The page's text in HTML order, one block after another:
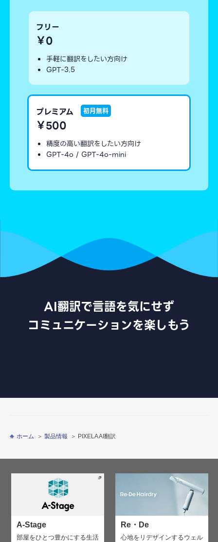
フリー
￥0
手軽に翻訳をしたい方向け
GPT-3.5
プレミアム 初月無料
￥500
精度の高い翻訳をしたい方向け
GPT-4o / GPT-4o-mini
AI翻訳で言語を気にせず
コミュニケーションを楽しもう
ホーム 製品情報 PIXELA AI翻訳
A-Stage
部屋をひとつ豊かにする生活
Re・De
心地をリデザインするウェル